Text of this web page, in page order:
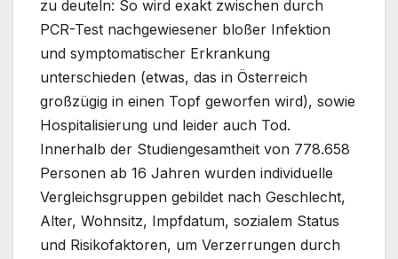
zu deuteln: So wird exakt zwischen durch
PCR-Test nachgewiesener bloßer Infektion
und symptomatischer Erkrankung
unterschieden (etwas, das in Österreich
großzügig in einen Topf geworfen wird), sowie
Hospitalisierung und leider auch Tod.
Innerhalb der Studiengesamtheit von 778.658
Personen ab 16 Jahren wurden individuelle
Vergleichsgruppen gebildet nach Geschlecht,
Alter, Wohnsitz, Impfdatum, sozialem Status
und Risikofaktoren, um Verzerrungen durch